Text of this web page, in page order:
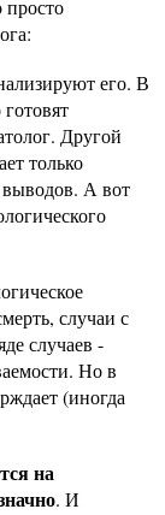
просто
его. В
Другой
только
выводов. А вот
случаи с
случаев -
Но в
(иногда
на
. И